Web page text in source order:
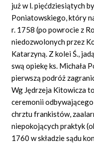
już w l. pięćdziesiątych
Poniatowskiego, który
r. 1758 (po powrocie z
niedozwolonych przez
Katarzyną. Z kolei Ś.,
swą opiekę ks. Michała
pierwszą podróż
Wg Jędrzeja Kitowicza
ceremonii
chrztu frankistów,
niepokojących praktyk
1760 w składzie sądu